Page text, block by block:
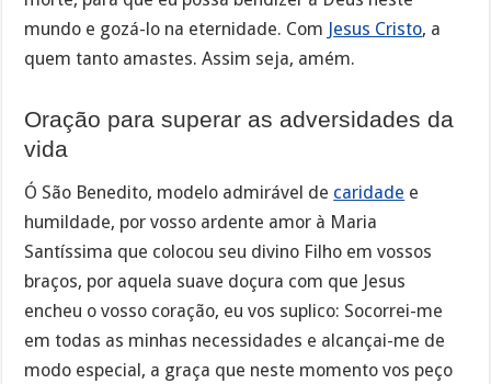
mundo e gozá-lo na eternidade. Com Jesus Cristo, a
quem tanto amastes. Assim seja, amém.
Oração para superar as adversidades da
vida
Ó São Benedito, modelo admirável de caridade e
humildade, por vosso ardente amor à Maria
Santíssima que colocou seu divino Filho em vossos
braços, por aquela suave doçura com que Jesus
encheu o vosso coração, eu vos suplico: Socorrei-me
em todas as minhas necessidades e alcançai-me de
modo especial, a graça que neste momento vos peço